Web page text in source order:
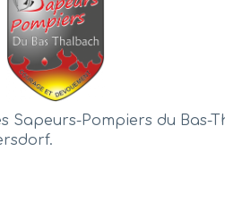
Sapeurs-Pompiers du Bas-